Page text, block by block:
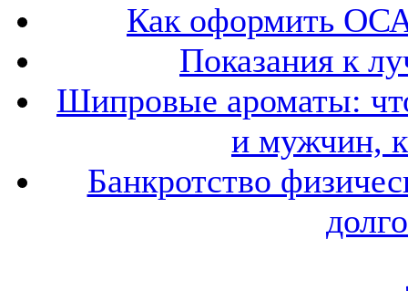
Как оформить
Показания к
Шипровые ароматы:
и мужчин,
Банкротство